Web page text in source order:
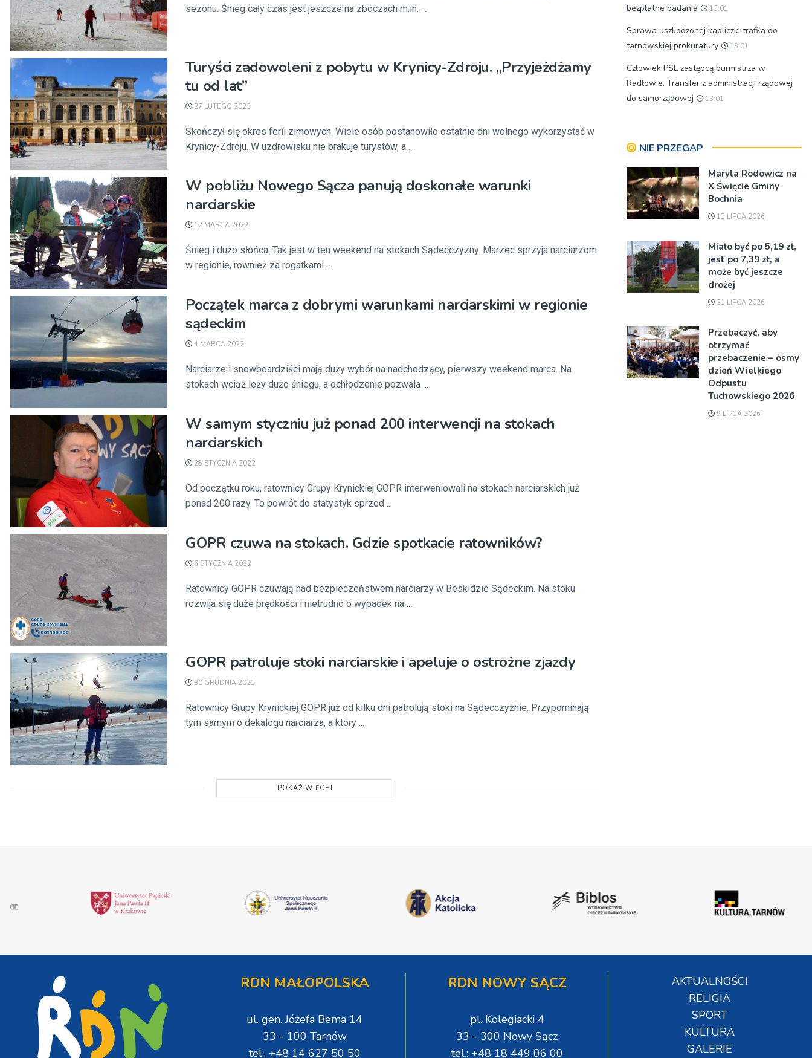
sezonu. Śnieg cały czas jest jeszcze na zboczach m.in. ...
Turyści zadowoleni z pobytu w Krynicy-Zdroju. „Przyjeżdżamy
tu od lat”
27 LUTEGO 2023
Skończył się okres ferii zimowych. Wiele osób postanowiło ostatnie dni wolnego wykorzystać w
Krynicy-Zdroju. W uzdrowisku nie brakuje turystów, a ...
W pobliżu Nowego Sącza panują doskonałe warunki
narciarskie
12 MARCA 2022
Śnieg i dużo słońca. Tak jest w ten weekend na stokach Sądecczyzny. Marzec sprzyja narciarzom
w regionie, również za rogatkami ...
Początek marca z dobrymi warunkami narciarskimi w regionie
sądeckim
4 MARCA 2022
Narciarze i snowboardziści mają duży wybór na nadchodzący, pierwszy weekend marca. Na
stokach wciąż leży dużo śniegu, a ochłodzenie pozwala ...
W samym styczniu już ponad 200 interwencji na stokach
narciarskich
28 STYCZNIA 2022
Od początku roku, ratownicy Grupy Krynickiej GOPR interweniowali na stokach narciarskich już
ponad 200 razy. To powrót do statystyk sprzed ...
GOPR czuwa na stokach. Gdzie spotkacie ratowników?
6 STYCZNIA 2022
Ratownicy GOPR czuwają nad bezpieczeństwem narciarzy w Beskidzie Sądeckim. Na stoku
rozwija się duże prędkości i nietrudno o wypadek na ...
GOPR patroluje stoki narciarskie i apeluje o ostrożne zjazdy
30 GRUDNIA 2021
Ratownicy Grupy Krynickiej GOPR już od kilku dni patrolują stoki na Sądecczyźnie. Przypominają
tym samym o dekalogu narciarza, a który ...
POKAŻ WIĘCEJ
bezpłatne badania
13:01
Sprawa uszkodzonej kapliczki trafiła do
tarnowskiej prokuratury
13:01
Człowiek PSL zastępcą burmistrza w
Radłowie. Transfer z administracji rządowej
do samorządowej
13:01
NIE PRZEGAP
Maryla Rodowicz na
X Święcie Gminy
Bochnia
13 LIPCA 2026
Miało być po 5,19 zł,
jest po 7,39 zł, a
może być jeszcze
drożej
21 LIPCA 2026
Przebaczyć, aby
otrzymać
przebaczenie – ósmy
dzień Wielkiego
Odpustu
Tuchowskiego 2026
9 LIPCA 2026
RDN MAŁOPOLSKA
ul. gen. Józefa Bema 14
33 - 100 Tarnów
tel.: +48 14 627 50 50
RDN NOWY SĄCZ
pl. Kolegiacki 4
33 - 300 Nowy Sącz
tel.: +48 18 449 06 00
AKTUALNOŚCI
RELIGIA
SPORT
KULTURA
GALERIE